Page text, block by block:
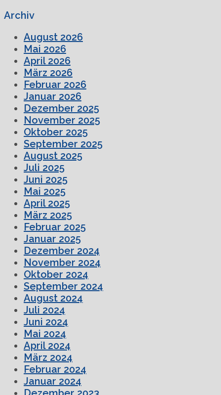
Archiv
August 2026
Mai 2026
April 2026
März 2026
Februar 2026
Januar 2026
Dezember 2025
November 2025
Oktober 2025
September 2025
August 2025
Juli 2025
Juni 2025
Mai 2025
April 2025
März 2025
Februar 2025
Januar 2025
Dezember 2024
November 2024
Oktober 2024
September 2024
August 2024
Juli 2024
Juni 2024
Mai 2024
April 2024
März 2024
Februar 2024
Januar 2024